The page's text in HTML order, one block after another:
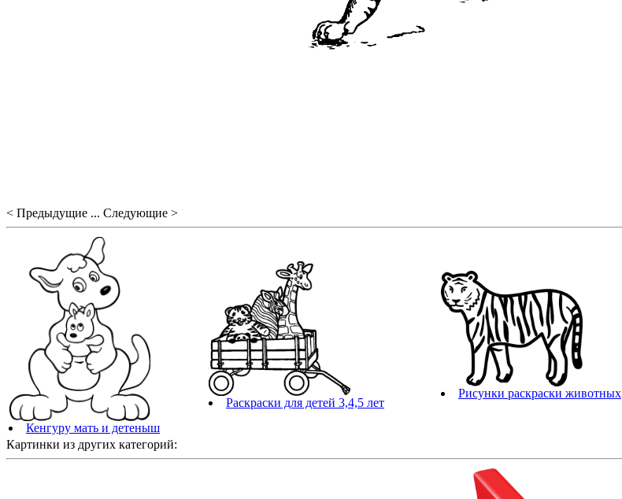
< Предыдущие ... Следующие >
Кенгуру мать и детеныш
Раскраски для детей 3,4,5 лет
Рисунки раскраски животных
Картинки из других категорий: